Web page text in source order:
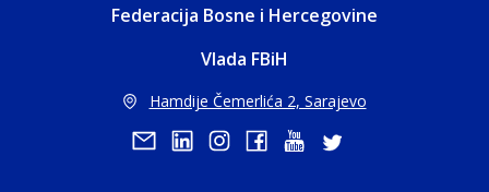
Federacija Bosne i Hercegovine
Vlada FBiH
Hamdije Čemerlića 2, Sarajevo